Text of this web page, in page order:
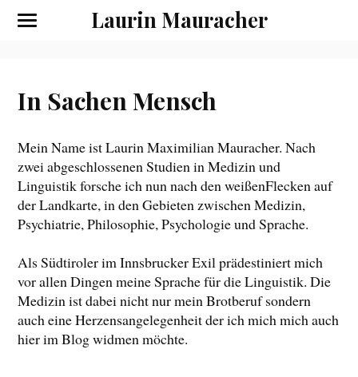
Laurin Mauracher
In Sachen Mensch
Mein Name ist Laurin Maximilian Mauracher. Nach
zwei abgeschlossenen Studien in Medizin und
Linguistik forsche ich nun nach den weißenFlecken auf
der Landkarte, in den Gebieten zwischen Medizin,
Psychiatrie, Philosophie, Psychologie und Sprache.
Als Südtiroler im Innsbrucker Exil prädestiniert mich
vor allen Dingen meine Sprache für die Linguistik. Die
Medizin ist dabei nicht nur mein Brotberuf sondern
auch eine Herzensangelegenheit der ich mich mich auch
hier im Blog widmen möchte.